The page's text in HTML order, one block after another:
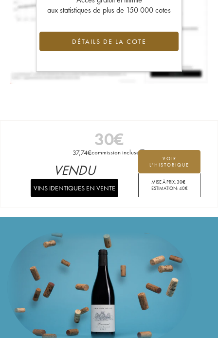
aux statistiques de plus de 150 000 cotes
DÉTAILS DE LA COTE
30€
37,74€commission incluse
VOIR
L'HISTORIQUE
MISE À PRIX:30€
ESTIMATION:40€
VENDU
VINS IDENTIQUES EN VENTE